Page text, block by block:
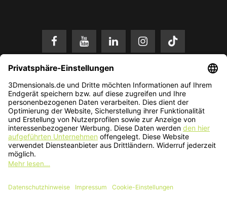
* Alle Preise in EUR inkl. gesetzl. Mehrwertsteuer zzgl. Versandkosten.
Änderungen und Irrtümer vorbehalten. Nur solange der Vorrat reicht.
© 2026 3Dmensionals / PONTIALIS GmbH & Co. KG - All Rights Reserved.​
Kundenbewertung